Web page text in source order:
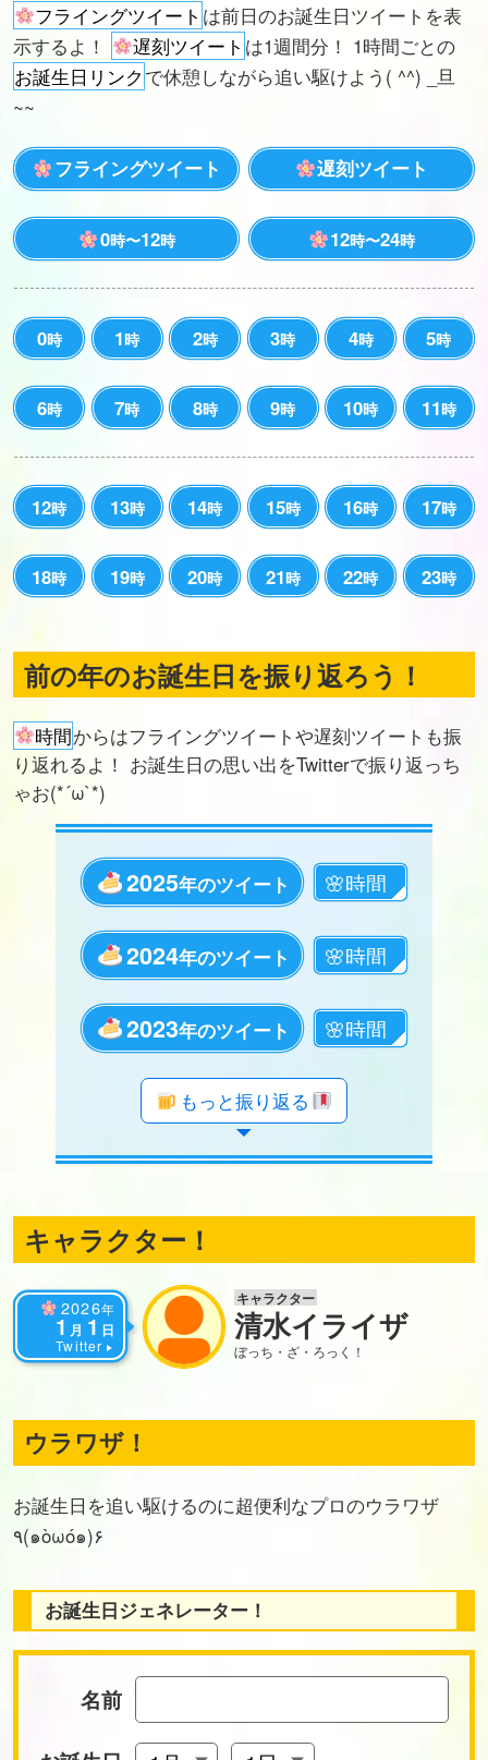
フライングツイート は前日のお誕生日ツイートを表
示するよ！
遅刻ツイート は1週間分！ 1時間ごとの
お誕生日リンク で休憩しながら追い駆けよう( ^^) _旦
~~
フライングツイート 遅刻ツイート
0時〜12時 12時〜24時
0時 1時 2時 3時 4時 5時
6時 7時 8時 9時 10時 11時
12時 13時 14時 15時 16時 17時
18時 19時 20時 21時 22時 23時
前の年のお誕生日を振り返ろう！
時間からはフライングツイートや遅刻ツイートも振
り返れるよ！ お誕生日の思い出をTwitterで振り返っち
ゃお(*´ω`*)
2025年のツイート
2024年のツイート
2023年のツイート
年のツイート
年のツイート
年のツイート
年のツイート
年のツイート
年のツイート
年のツイート
年のツイート
年のツイート
年のツイート
年のツイート
年のツイート
年のツイート
年のツイート
年のツイート
年のツイート
年のツイート
もっと振り返る
キャラクター！
2026年
1 月 1 日
Twitter
キャラクター
清水イライザ
ぼっち・ざ・ろっく！
ウラワザ！
お誕生日を追い駆けるのに超便利なプロのウラワザ
٩(๑òωó๑)۶
お誕生日ジェネレーター！
名前